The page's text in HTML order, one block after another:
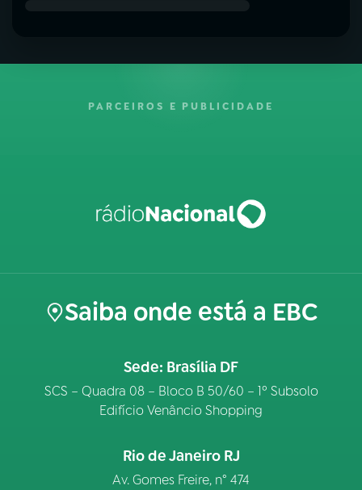
PARCEIROS E PUBLICIDADE
Saiba onde está a EBC
Sede: Brasília DF
SCS – Quadra 08 – Bloco B 50/60 – 1º Subsolo
Edifício Venâncio Shopping
Rio de Janeiro RJ
Av. Gomes Freire, n° 474